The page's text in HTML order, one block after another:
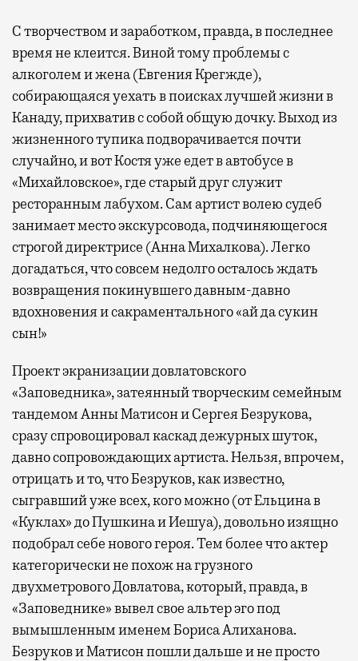
С творчеством и заработком, правда, в последнее
время не клеится. Виной тому проблемы с
алкоголем и жена (Евгения Крегжде),
собирающаяся уехать в поисках лучшей жизни в
Канаду, прихватив с собой общую дочку. Выход из
жизненного тупика подворачивается почти
случайно, и вот Костя уже едет в автобусе в
«Михайловское», где старый друг служит
ресторанным лабухом. Сам артист волею судеб
занимает место экскурсовода, подчиняющегося
строгой директрисе (Анна Михалкова). Легко
догадаться, что совсем недолго осталось ждать
возвращения покинувшего давным-давно
вдохновения и сакраментального «ай да сукин
сын!»
Проект экранизации довлатовского
«Заповедника», затеянный творческим семейным
тандемом Анны Матисон и Сергея Безрукова,
сразу спровоцировал каскад дежурных шуток,
давно сопровождающих артиста. Нельзя, впрочем,
отрицать и то, что Безруков, как известно,
сыгравший уже всех, кого можно (от Ельцина в
«Куклах» до Пушкина и Иешуа), довольно изящно
подобрал себе нового героя. Тем более что актер
категорически не похож на грузного
двухметрового Довлатова, который, правда, в
«Заповеднике» вывел свое альтер эго под
вымышленным именем Бориса Алиханова.
Безруков и Матисон пошли дальше и не просто